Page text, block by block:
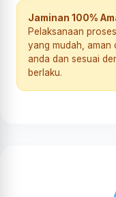
Jaminan 100%
Pelaksanaan
yang mudah, aman
anda dan sesuai
berlaku.